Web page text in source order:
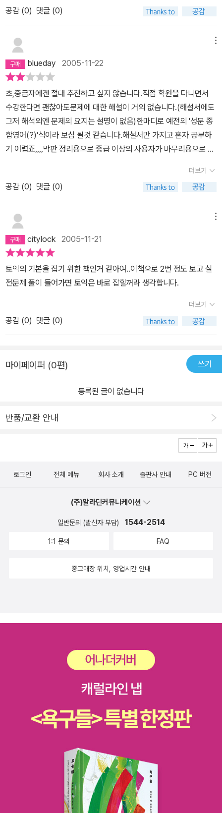
것이 무릇 공부하는 사람의 자세가 아닌가 한다. 일단 시작한거 이 책
으시길.....
공감 (0) 댓글 (0)
blueday 2005-11-22
초,중급자에겐 절대 추천하고 싶지 않습니다.직접 학원을 다니면서
수강한다면 괜찮아도문제에 대한 해설이 거의 없습니다.(해설서에도
그저 해석외엔 문제의 요지는 설명이 없음)한마디로 예전의 '성문 종
합영어(?)'식이라 보심 될것 같습니다.해설서만 가지고 혼자 공부하
기 어렵죠,,,,막판 정리용으로 중급 이상의 사용자가 마무리용으로 보
대부분 입니다.물론,LC는 다다익선이니 많이 듣고 풀어보심 좋을테
니 상관 없으나,RC(특히 문법)는 왜 그것이 답이 되는지 설명이 중요
할지언정 해설서에도 안나와 있습니다.혼자 공부하실거면 다른교재
가 적절할듯,,,,
더보기
공감 (0) 댓글 (0)
citylock 2005-11-21
토익의 기본을 잡기 위한 책인거 같아여..이책으로 2번 정도 보고 실
전문제 풀이 들어가면 토익은 바로 잡힐꺼라 생각합니다.
더보기
공감 (0) 댓글 (0)
마이페이퍼 (0편) 쓰기
등록된 글이 없습니다
반품/교환 안내
로그인 전체 메뉴 회사 소개 출판사 안내 PC 버전
(주)알라딘커뮤니케이션
일반문의 (발신자 부담) 1544-2514
1:1 문의 FAQ
중고매장 위치, 영업시간 안내